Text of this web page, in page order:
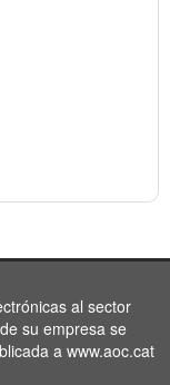
al sector
su empresa se
a www.aoc.cat